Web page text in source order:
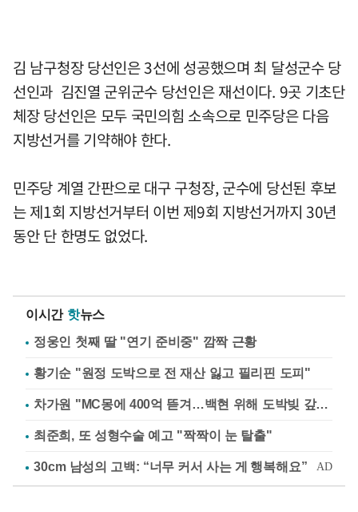
김 남구청장 당선인은 3선에 성공했으며 최 달성군수 당
선인과 김진열 군위군수 당선인은 재선이다. 9곳 기초단
체장 당선인은 모두 국민의힘 소속으로 민주당은 다음
지방선거를 기약해야 한다.
민주당 계열 간판으로 대구 구청장, 군수에 당선된 후보
는 제1회 지방선거부터 이번 제9회 지방선거까지 30년
동안 단 한명도 없었다.
이시간 핫뉴스
정웅인 첫째 딸 "연기 준비중" 깜짝 근황
황기순 "원정 도박으로 전 재산 잃고 필리핀 도피"
차가원 "MC몽에 400억 뜯겨…백현 위해 도박빚 갚아줘"
최준희, 또 성형수술 예고 "짝짝이 눈 탈출"